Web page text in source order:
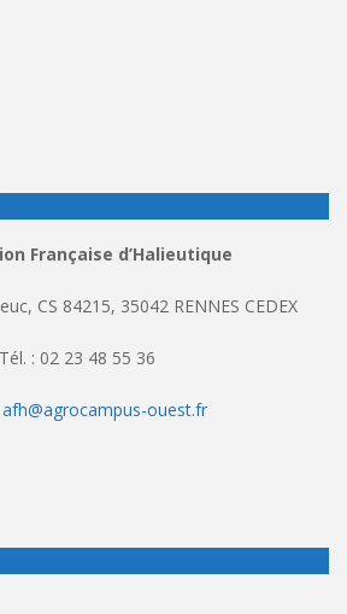
Française d’Halieutique
CS 84215, 35042 RENNES CEDEX
Tél. : 02 23 48 55 36
afh@agrocampus-ouest.fr